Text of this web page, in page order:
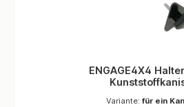
ENGAGE4X4
Variante: für ein